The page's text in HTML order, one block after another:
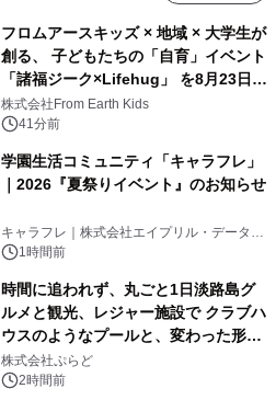
フロムアースキッズ × 地域 × 大学生が
創る、 子どもたちの「自育」イベント
「諸福ジーク×Lifehug」 を8月23日
(日)開催
株式会社From Earth Kids
41分前
学園生活コミュニティ「キャラフレ」
｜2026『夏祭りイベント』のお知らせ
キャラフレ｜株式会社エイプリル・データ・
デザインズ
1時間前
時間に追われず、丸ごと1日淡路島グ
ルメと観光、レジャー施設で クラブハ
ウスのようなプールと、変わった形の
サウナも 「THE BOXY AWAJI」のお
得な素泊まり連泊プランで
株式会社ぷらど
2時間前